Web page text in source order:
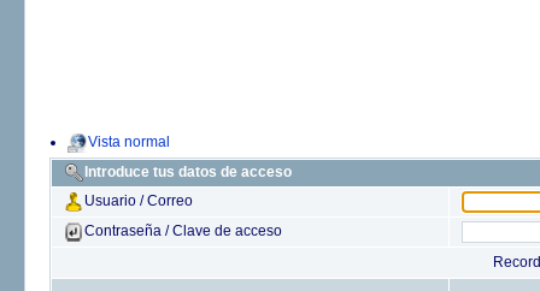
Vista normal
Introduce tus datos de acceso
Usuario / Correo
Contraseña / Clave de acceso